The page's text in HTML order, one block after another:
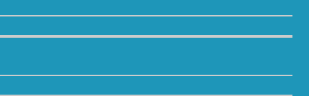
asupra a ceea ce funcționează și a ceea ce
să te concentrezi asupra aspectelor pozitive și